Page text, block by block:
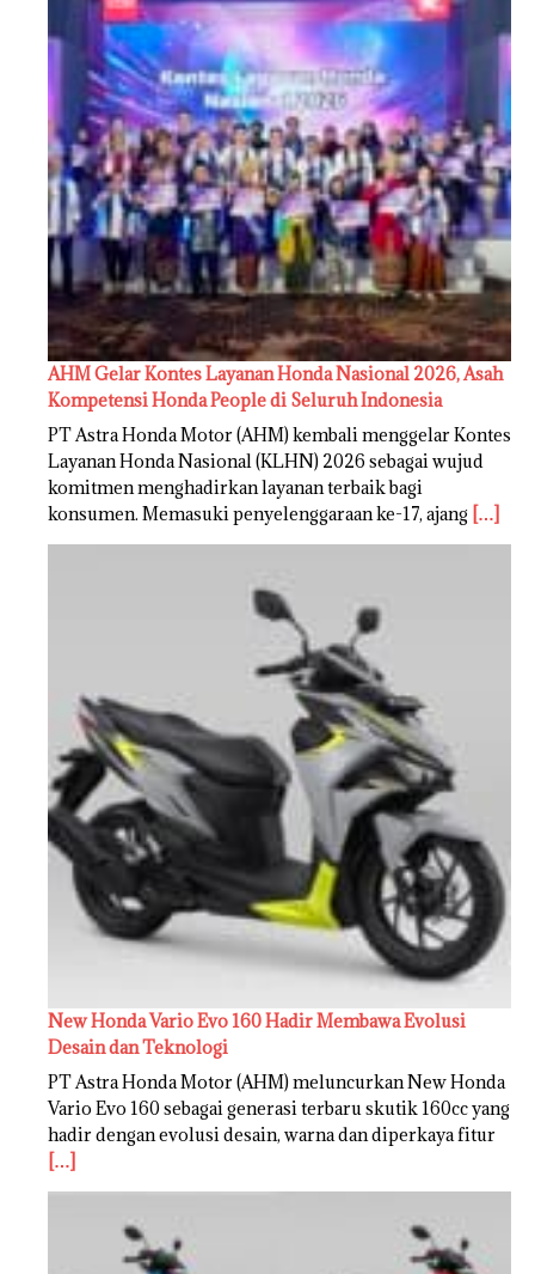
AHM Gelar Kontes Layanan Honda Nasional 2026, Asah
Kompetensi Honda People di Seluruh Indonesia
PT Astra Honda Motor (AHM) kembali menggelar Kontes
Layanan Honda Nasional (KLHN) 2026 sebagai wujud
komitmen menghadirkan layanan terbaik bagi
konsumen. Memasuki penyelenggaraan ke-17, ajang […]
New Honda Vario Evo 160 Hadir Membawa Evolusi
Desain dan Teknologi
PT Astra Honda Motor (AHM) meluncurkan New Honda
Vario Evo 160 sebagai generasi terbaru skutik 160cc yang
hadir dengan evolusi desain, warna dan diperkaya fitur
[…]